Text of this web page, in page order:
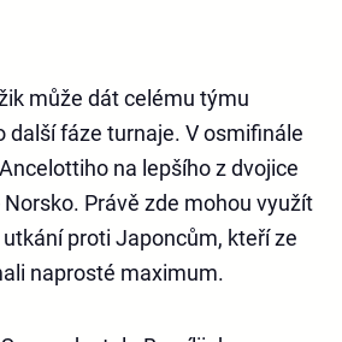
může dát celému týmu
další fáze turnaje. V osmifinále
na lepšího z dvojice
Právě zde mohou využít
proti Japoncům, kteří ze
naprosté maximum.